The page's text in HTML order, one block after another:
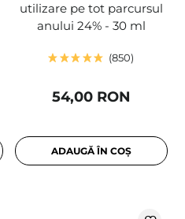
utilizare pe tot parcursul
anului 24% - 30 ml
850
54,00 RON
ADAUGĂ ÎN COȘ